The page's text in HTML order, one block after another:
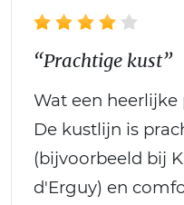
“Prachtige kust”
Wat een heerlijke
De kustlijn is
(bijvoorbeeld bij
d'Erguy) en